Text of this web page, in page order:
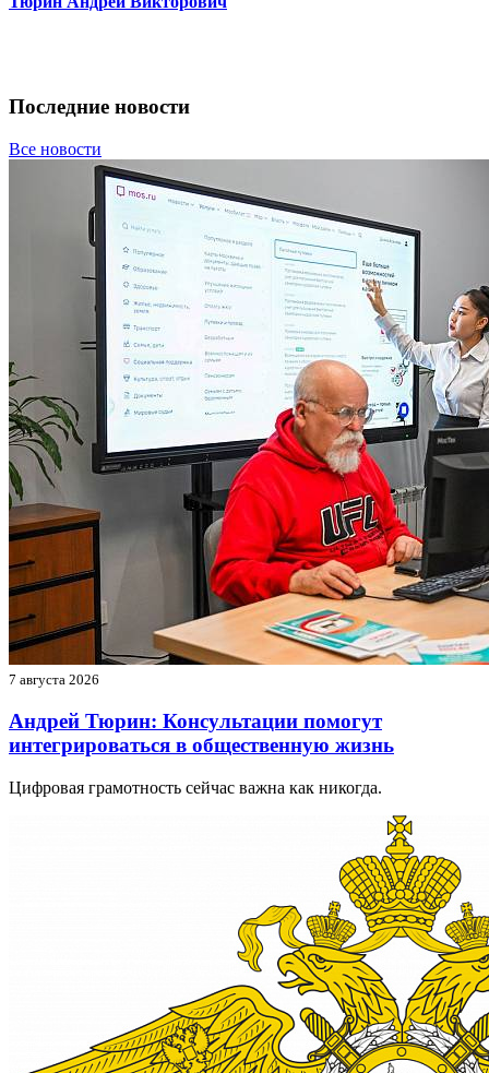
Последние новости
Все новости
7 августа 2026
Андрей Тюрин: Консультации помогут
интегрироваться в общественную жизнь
Цифровая грамотность сейчас важна как никогда.